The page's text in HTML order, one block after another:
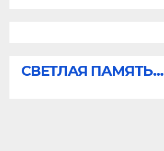
СВЕТЛАЯ ПАМЯТЬ...